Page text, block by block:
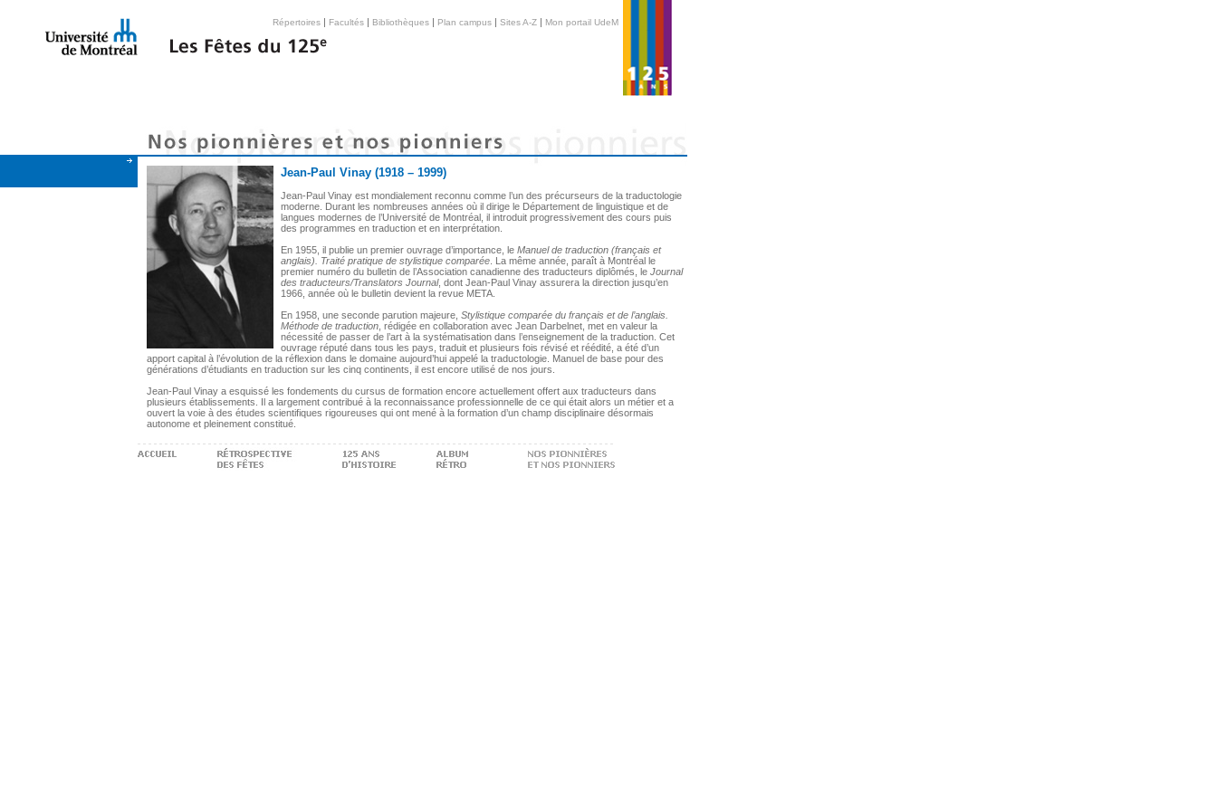
Répertoires | Facultés | Bibliothèques | Plan campus | Sites A-Z | Mon portail UdeM
Jean-Paul Vinay (1918 – 1999)
Jean-Paul Vinay est mondialement reconnu comme l’un des précurseurs de la traductologie
moderne. Durant les nombreuses années où il dirige le Département de linguistique et de
langues modernes de l’Université de Montréal, il introduit progressivement des cours puis
des programmes en traduction et en interprétation.
En 1955, il publie un premier ouvrage d’importance, le Manuel de traduction (français et
anglais). Traité pratique de stylistique comparée . La même année, paraît à Montréal le
premier numéro du bulletin de l’Association canadienne des traducteurs diplômés, le Journal
des traducteurs/Translators Journal, dont Jean-Paul Vinay assurera la direction jusqu’en
1966, année où le bulletin devient la revue META.
En 1958, une seconde parution majeure, Stylistique comparée du français et de l’anglais.
Méthode de traduction , rédigée en collaboration avec Jean Darbelnet, met en valeur la
nécessité de passer de l’art à la systématisation dans l’enseignement de la traduction. Cet
ouvrage réputé dans tous les pays, traduit et plusieurs fois révisé et réédité, a été d’un
apport capital à l’évolution de la réflexion dans le domaine aujourd’hui appelé la traductologie. Manuel de base pour des
générations d’étudiants en traduction sur les cinq continents, il est encore utilisé de nos jours.
Jean-Paul Vinay a esquissé les fondements du cursus de formation encore actuellement offert aux traducteurs dans
plusieurs établissements. Il a largement contribué à la reconnaissance professionnelle de ce qui était alors un métier et a
ouvert la voie à des études scientifiques rigoureuses qui ont mené à la formation d’un champ disciplinaire désormais
autonome et pleinement constitué.